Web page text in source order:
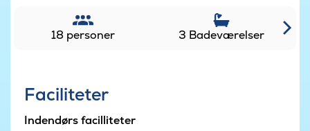
18 personer 3 Badeværelser
Faciliteter
Indendørs facilliteter